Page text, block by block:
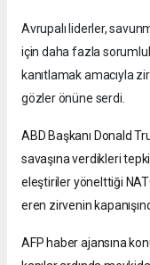
Avrupalı liderler,
için daha fazla
kanıtlamak amacıyla
gözler önüne serdi.
ABD Başkanı Donald
savaşına verdikleri
eleştiriler yönelttiği
eren zirvenin
AFP haber ajansına